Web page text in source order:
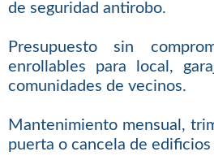
de seguridad antirobo.
Presupuesto sin
enrollables para local,
comunidades de vecinos.
Mantenimiento mensual,
puerta o cancela de